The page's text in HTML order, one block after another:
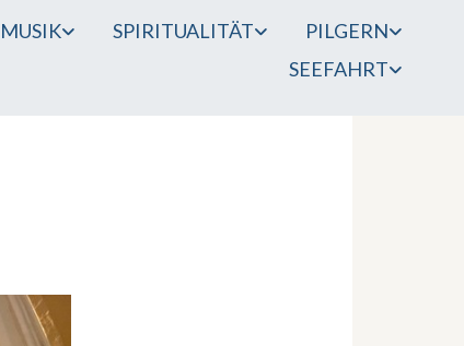
MUSIK SPIRITUALITÄT
PILGERN
SEEFAHRT